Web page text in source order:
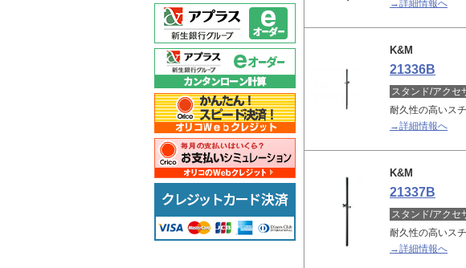
→詳細情報へ
K&M
21336B
スタンド/アクセ
耐久性の高いス
→詳細情報へ
K&M
21337B
スタンド/アクセ
耐久性の高いス
→詳細情報へ